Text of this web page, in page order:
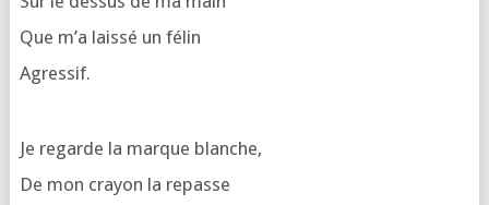
Que m’a lais­sé un félin
Agres­sif.
Je regarde la marque blanche,
De mon crayon la repasse